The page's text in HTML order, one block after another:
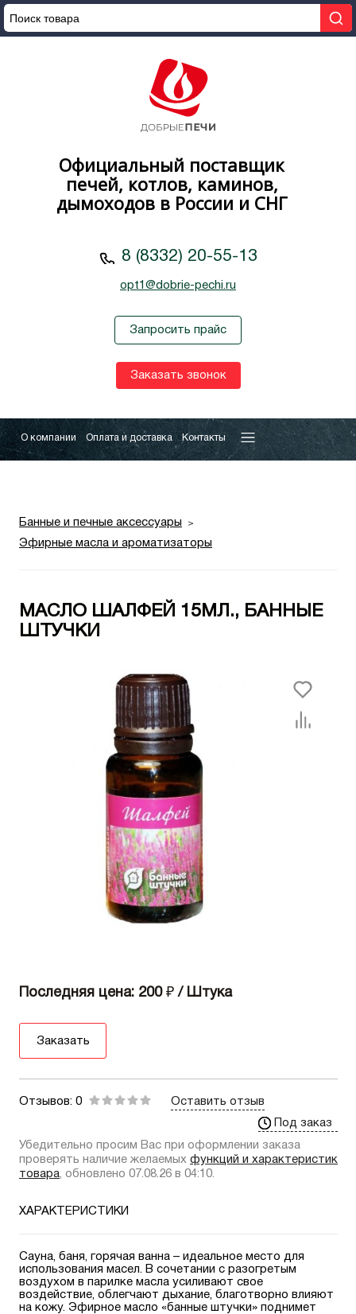
Официальный поставщик
печей, котлов, каминов,
дымоходов в России и СНГ
8 (8332) 20-55-13
opt1@dobrie-pechi.ru
Запросить прайс
Заказать звонок
О компании Оплата и доставка Контакты
Банные и печные аксессуары
Эфирные масла и ароматизаторы
МАСЛО ШАЛФЕЙ 15МЛ., БАННЫЕ
ШТУЧКИ
Последняя цена: 200 ₽ / Штука
Заказать
Отзывов: 0
Оставить отзыв
Под заказ
Убедительно просим Вас при оформлении заказа
проверять наличие желаемых функций и характеристик
товара, обновлено 07.08.26 в 04:10.
ХАРАКТЕРИСТИКИ
Сауна, баня, горячая ванна – идеальное место для
использования масел. В сочетании с разогретым
воздухом в парилке масла усиливают свое
воздействие, облегчают дыхание, благотворно влияют
на кожу. Эфирное масло «банные штучки» поднимет